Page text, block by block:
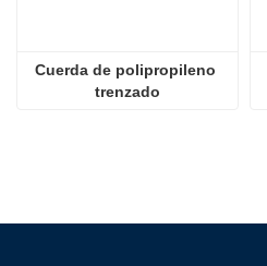
Cuerda de polipropileno
trenzado